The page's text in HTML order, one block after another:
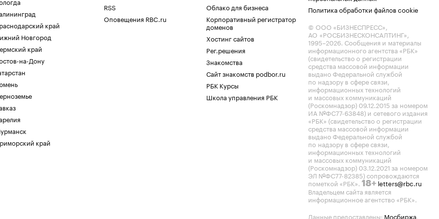
край
Новгород
край
на-Дону
край
RSS
Оповещения RBC.ru
Облако для бизнеса
Корпоративный регистратор
доменов
Хостинг сайтов
Рег.решения
Знакомства
Сайт знакомств podbor.ru
РБК Курсы
Школа управления РБК
Политика обработки файлов cookie
© ООО «БИЗНЕСПРЕСС»,
АО «РОСБИЗНЕСКОНСАЛТИНГ»,
1995–2026. Сообщения и материалы
информационного агентства «РБК»
(свидетельство о регистрации
средства массовой информации
выдано Федеральной службой
по надзору в сфере связи,
информационных технологий
и массовых коммуникаций
(Роскомнадзор) 09.12.2015 за номером
ИА №ФС77-63848) и сетевого издания
«РБК» (свидетельство о регистрации
средства массовой информации
выдано Федеральной службой
по надзору в сфере связи,
информационных технологий
и массовых коммуникаций
(Роскомнадзор) 03.12.2021 за номером
ЭЛ №ФС77-82385) сопровождаются
пометкой «РБК». 18+ letters@rbc.ru
Владельцем сайта является
информационное агентство «РБК».
Данные предоставлены: Мосбиржа,